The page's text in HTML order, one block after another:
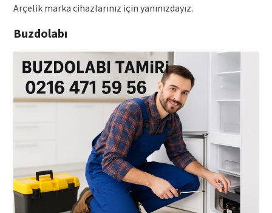
Arçelik marka cihazlarınız için yanınızdayız.
Buzdolabı